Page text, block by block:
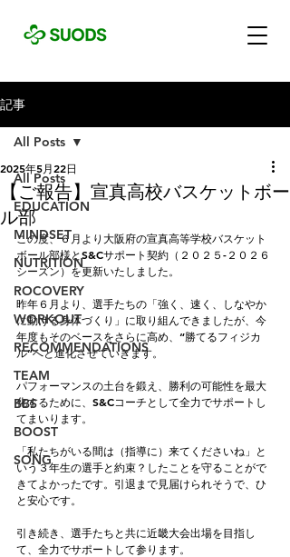
記事
All Posts
EDUCATION
MINDSET
NUTRITION
ROCOVERY
WORKOUT
RECOMMENDATIONS
TEAM
BBS
BOOST
SONG
All Posts
【ご報告】宣真高校バスケットボー
ル部
2025年5月22日
この度、６月より大阪府の宣真高等学校バスケット
ボール部様とS&Cサポート契約（２０２５-２０２６
シーズン）を更新いたしました。
昨年６月より、選手たちの「強く、速く、しなやか
に動ける身体づくり」に取り組んできましたが、今
年度もそのベースをさらに高め、“勝てるフィジカ
ル”へと進化させていきます。
パフォーマンスの土台を鍛え、勝利の可能性を最大
化するために、S&Cコーチとして全力でサポートし
てまいります。
「私たちがいる間は（指導に）来てくださいね」と
いう３年生の選手と約束？したことを守ることがで
きてよかったです。引退まで見届けられそうで、ひ
と安心です。
引き続き、選手たちと共に近畿大会出場を目指し
て、全力でサポートして参ります。